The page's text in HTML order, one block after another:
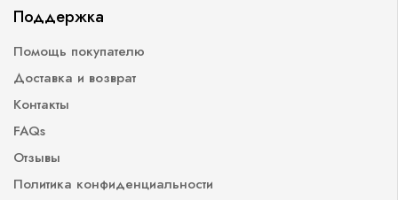
Поддержка
Помощь покупателю
Доставка и возврат
Контакты
FAQs
Отзывы
Политика конфиденциальности